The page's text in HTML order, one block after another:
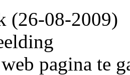
(26-08-2009)
pagina te